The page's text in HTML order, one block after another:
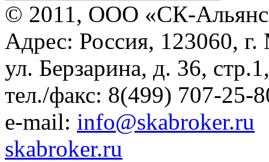
© 2011, ООО «СК-
Адрес: Россия, 123060, г.
ул. Берзарина, д. 36,
тел./факс: 8(499) 707-25-
e-mail: info@skabroker.ru
skabroker.ru